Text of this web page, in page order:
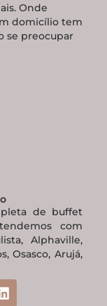
Onde
domicílio tem
se preocupar
de buffet
com
Alphaville,
Osasco, Arujá,